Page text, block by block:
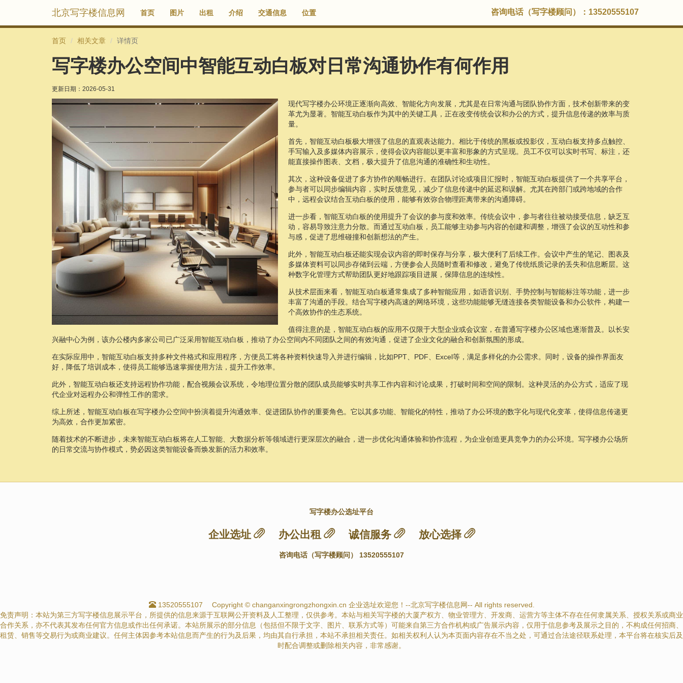
北京写字楼信息网 首页 图片 出租 介绍 交通信息 位置 咨询电话（写字楼顾问）：13520555107
首页 相关文章 详情页
写字楼办公空间中智能互动白板对日常沟通协作有何作用
更新日期： 2026-05-31
现代写字楼办公环境正逐渐向高效、智能化方向发展，尤其是在日常沟通与团队协作方面，技术创新带来的变
革尤为显著。智能互动白板作为其中的关键工具，正在改变传统会议和办公的方式，提升信息传递的效率与质
量。
首先，智能互动白板极大增强了信息的直观表达能力。相比于传统的黑板或投影仪，互动白板支持多点触控、
手写输入及多媒体内容展示，使得会议内容能以更丰富和形象的方式呈现。员工不仅可以实时书写、标注，还
能直接操作图表、文档，极大提升了信息沟通的准确性和生动性。
其次，这种设备促进了多方协作的顺畅进行。在团队讨论或项目汇报时，智能互动白板提供了一个共享平台，
参与者可以同步编辑内容，实时反馈意见，减少了信息传递中的延迟和误解。尤其在跨部门或跨地域的合作
中，远程会议结合互动白板的使用，能够有效弥合物理距离带来的沟通障碍。
进一步看，智能互动白板的使用提升了会议的参与度和效率。传统会议中，参与者往往被动接受信息，缺乏互
动，容易导致注意力分散。而通过互动白板，员工能够主动参与内容的创建和调整，增强了会议的互动性和参
与感，促进了思维碰撞和创新想法的产生。
此外，智能互动白板还能实现会议内容的即时保存与分享，极大便利了后续工作。会议中产生的笔记、图表及
多媒体资料可以同步存储到云端，方便参会人员随时查看和修改，避免了传统纸质记录的丢失和信息断层。这
种数字化管理方式帮助团队更好地跟踪项目进展，保障信息的连续性。
从技术层面来看，智能互动白板通常集成了多种智能应用，如语音识别、手势控制与智能标注等功能，进一步
丰富了沟通的手段。结合写字楼内高速的网络环境，这些功能能够无缝连接各类智能设备和办公软件，构建一
个高效协作的生态系统。
值得注意的是，智能互动白板的应用不仅限于大型企业或会议室，在普通写字楼办公区域也逐渐普及。以长安
兴融中心为例，该办公楼内多家公司已广泛采用智能互动白板，推动了办公空间内不同团队之间的有效沟通，促进了企业文化的融合和创新氛围的形成。
在实际应用中，智能互动白板支持多种文件格式和应用程序，方便员工将各种资料快速导入并进行编辑，比如PPT、PDF、Excel等，满足多样化的办公需求。同时，设备的操作界面友
好，降低了培训成本，使得员工能够迅速掌握使用方法，提升工作效率。
此外，智能互动白板还支持远程协作功能，配合视频会议系统，令地理位置分散的团队成员能够实时共享工作内容和讨论成果，打破时间和空间的限制。这种灵活的办公方式，适应了现
代企业对远程办公和弹性工作的需求。
综上所述，智能互动白板在写字楼办公空间中扮演着提升沟通效率、促进团队协作的重要角色。它以其多功能、智能化的特性，推动了办公环境的数字化与现代化变革，使得信息传递更
为高效，合作更加紧密。
随着技术的不断进步，未来智能互动白板将在人工智能、大数据分析等领域进行更深层次的融合，进一步优化沟通体验和协作流程，为企业创造更具竞争力的办公环境。写字楼办公场所
的日常交流与协作模式，势必因这类智能设备而焕发新的活力和效率。
写字楼办公选址平台
企业选址 办公出租 诚信服务 放心选择
咨询电话（写字楼顾问） 13520555107
13520555107
Copyright © changanxingrongzhongxin.cn 企业选址欢迎您！--北京写字楼信息网-- All rights reserved.
免责声明：本站为第三方写字楼信息展示平台，所提供的信息来源于互联网公开资料及人工整理，仅供参考。本站与相关写字楼的大厦产权方、物业管理方、开发商、运营方等主体不存在任何隶属关系、授权关系或商业
合作关系，亦不代表其发布任何官方信息或作出任何承诺。本站所展示的部分信息（包括但不限于文字、图片、联系方式等）可能来自第三方合作机构或广告展示内容，仅用于信息参考及展示之目的，不构成任何招商、
租赁、销售等交易行为或商业建议。任何主体因参考本站信息而产生的行为及后果，均由其自行承担，本站不承担相关责任。如相关权利人认为本页面内容存在不当之处，可通过合法途径联系处理，本平台将在核实后及
时配合调整或删除相关内容，非常感谢。